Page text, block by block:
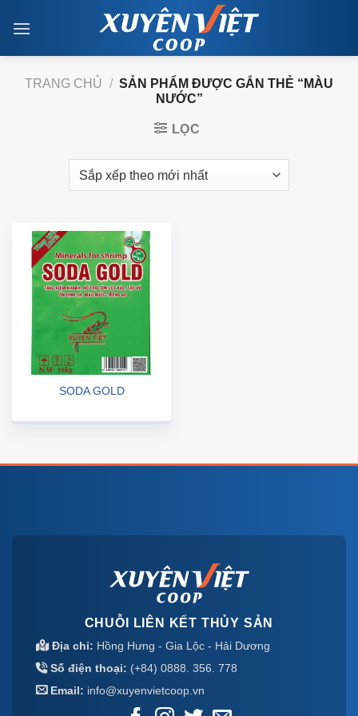
TRANG CHỦ / SẢN PHẨM ĐƯỢC GẮN THẺ “MÀU
NƯỚC”
LỌC
SODA GOLD
CHUỖI LIÊN KẾT THỦY SẢN
Địa chỉ: Hồng Hưng - Gia Lộc - Hải Dương
Số điện thoại: (+84) 0888. 356. 778
Email: info@xuyenvietcoop.vn